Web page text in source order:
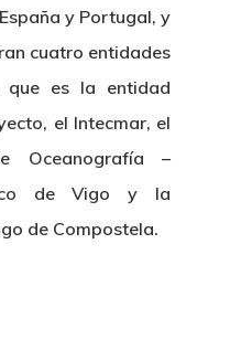
y Portugal, y
cuatro entidades
que es la entidad
el Intecmar, el
Oceanografía –
de Vigo y la
de Compostela.